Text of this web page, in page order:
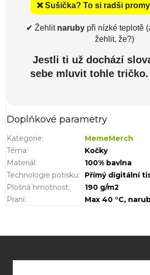
❌ Sušička? To si radši
✔ Žehlit narubypři nízké teplotě
žehlit, že?)
Jestli ti už dochází
sebe mluvit tohle tričko.
Doplňkové parametry
Kategorie:
MemeMerch
Téma:
Kočky
Materiál:
100% bavlna
Technologie potisku:
Přímý digitální
Plošná hmotnost:
190 g/m2
Praní: Max 40 °C,